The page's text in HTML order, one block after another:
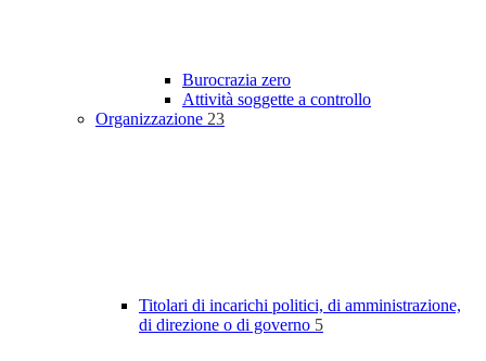
Burocrazia zero
Attività soggette a controllo
Organizzazione 23
Titolari di incarichi politici, di amministrazione,
di direzione o di governo 5